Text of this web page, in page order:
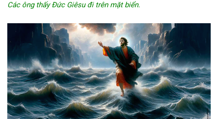
Các ông thấy Đức Giêsu đi trên mặt biển.